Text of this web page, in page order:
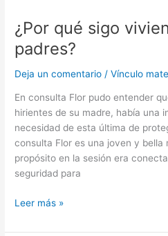
¿Por qué sigo
padres?
Deja un comentario /Vínculo
En consulta Flor pudo entender
hirientes de su madre, había una
necesidad de esta última de
consulta Flor es una joven y bella
propósito en la sesión era
seguridad para
sigo
viviendo
con
mis
Leer más »